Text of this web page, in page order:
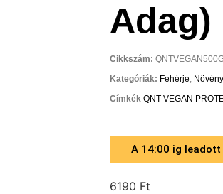
Adag)
Cikkszám:
Kategóriák: Fehérje,
Címkék QNT VEGAN
A 14:00 ig leadott
6190 Ft